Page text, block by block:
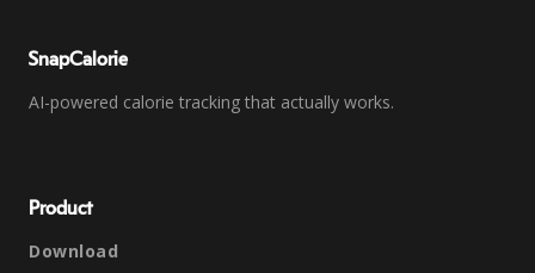
SnapCalorie
AI-powered calorie tracking that actually works.
Product
Download